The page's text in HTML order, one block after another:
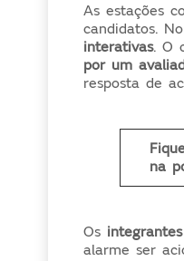
As estações
candidatos.
interativas. O
por um
resposta de
na
Os
alarme ser